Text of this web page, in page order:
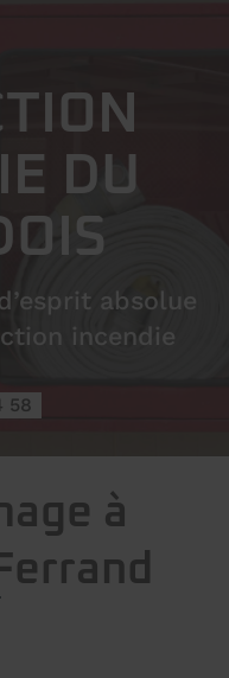
DU
absolue
incendie
58
à